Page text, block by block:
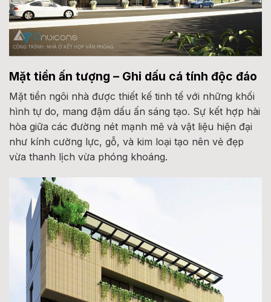
Mặt tiền ấn tượng – Ghi dấu cá tính độc đáo
Mặt tiền ngôi nhà được thiết kế tinh tế với những khối
hình tự do, mang đậm dấu ấn sáng tạo. Sự kết hợp hài
hòa giữa các đường nét mạnh mẽ và vật liệu hiện đại
như kính cường lực, gỗ, và kim loại tạo nên vẻ đẹp
vừa thanh lịch vừa phóng khoáng.